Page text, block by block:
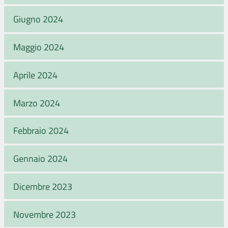
Giugno 2024
Maggio 2024
Aprile 2024
Marzo 2024
Febbraio 2024
Gennaio 2024
Dicembre 2023
Novembre 2023